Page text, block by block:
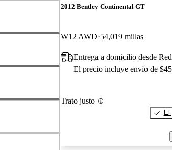
2012 Bentley Continental GT
W12 AWD 54,019 millas
Entrega a domicilio desde
El precio incluye envío de
Trato justo
El